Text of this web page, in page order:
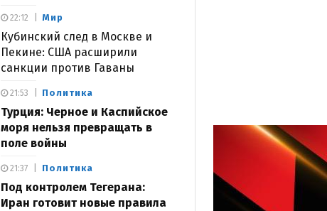
Мир
Кубинский след в Москве и
Пекине: США расширили
санкции против Гаваны
22:12
Политика
Турция: Черное и Каспийское
моря нельзя превращать в
поле войны
21:53
Политика
Под контролем Тегерана:
Иран готовит новые правила
21:37